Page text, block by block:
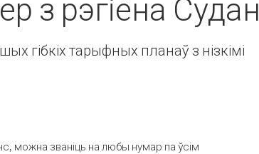
з рэгіёна Судан
гібкіх тарыфных планаў з нізкімі
можна званіць на любы нумар па ўсім